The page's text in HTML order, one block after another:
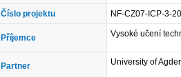
Číslo projektu NF-CZ07-ICP-3-
Příjemce Vysoké učení
Partner University of Agder